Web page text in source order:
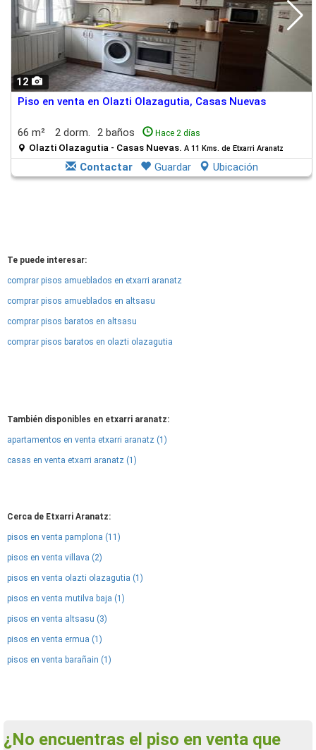
12
Piso en venta en Olazti Olazagutia, Casas Nuevas
66 m² 2 dorm. 2 baños Hace 2 días
Olazti Olazagutia - Casas Nuevas. A 11 Kms. de Etxarri Aranatz
Contactar Guardar Ubicación
Te puede interesar:
comprar pisos amueblados en etxarri aranatz
comprar pisos amueblados en altsasu
comprar pisos baratos en altsasu
comprar pisos baratos en olazti olazagutia
También disponibles en etxarri aranatz:
apartamentos en venta etxarri aranatz (1)
casas en venta etxarri aranatz (1)
Cerca de Etxarri Aranatz:
pisos en venta pamplona (11)
pisos en venta villava (2)
pisos en venta olazti olazagutia (1)
pisos en venta mutilva baja (1)
pisos en venta altsasu (3)
pisos en venta ermua (1)
pisos en venta barañain (1)
¿No encuentras el piso en venta que